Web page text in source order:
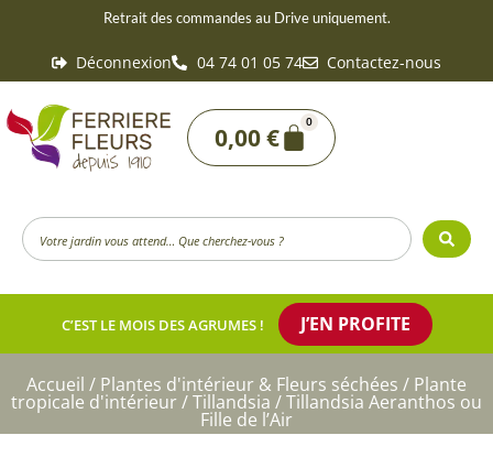
contenu
Retrait des commandes au Drive uniquement.
Déconnexion 04 74 01 05 74 Contactez-nous
0,00€
0
Panier
Search
...
C’EST LE MOIS DES AGRUMES ! J’EN PROFITE
Accueil / Plantes d'intérieur & Fleurs séchées / Plante
tropicale d'intérieur/Tillandsia / Tillandsia Aeranthos ou
Fille de l’Air